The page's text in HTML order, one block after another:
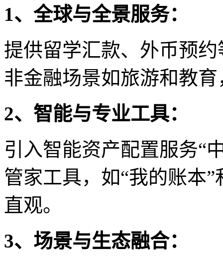
1、全球与全景服务：
提供留学汇款、外币预
非金融场景如旅游和教
2、智能与专业工具：
引入智能资产配置服务“
管家工具，如“我的账本
直观。
3、场景与生态融合：